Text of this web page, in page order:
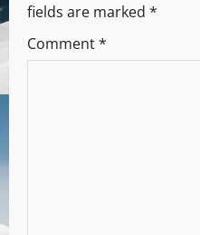
fields are marked *
Comment*